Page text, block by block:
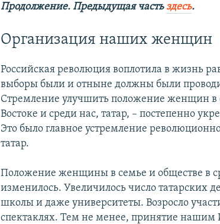
Продолжение. Предыдущая частьздесь.
Организация наших женщин
Российская революция воплотила в жизнь
выборы были и отныне должны были
Стремление улучшить положение женщин в
Востоке и среди нас, татар, – постепенно
Это было главное устремление
татар.
Положение женщины в семье и обществе в
изменилось. Увеличилось число татарских
школы и даже университеты. Возросло
спектаклях. Тем не менее, принятие